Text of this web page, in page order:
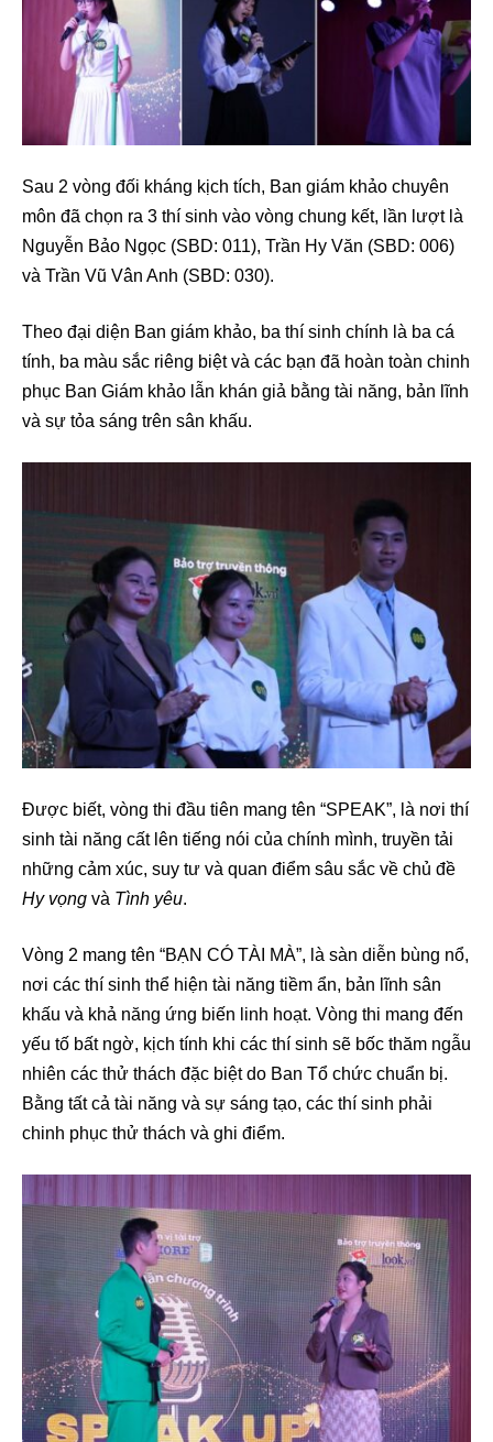
Sau 2 vòng đối kháng kịch tích, Ban giám khảo chuyên
môn đã chọn ra 3 thí sinh vào vòng chung kết, lần lượt là
Nguyễn Bảo Ngọc (SBD: 011), Trần Hy Văn (SBD: 006)
và Trần Vũ Vân Anh (SBD: 030).
Theo đại diện Ban giám khảo, ba thí sinh chính là ba cá
tính, ba màu sắc riêng biệt và các bạn đã hoàn toàn chinh
phục Ban Giám khảo lẫn khán giả bằng tài năng, bản lĩnh
và sự tỏa sáng trên sân khấu.
Được biết, vòng thi đầu tiên mang tên “SPEAK”, là nơi thí
sinh tài năng cất lên tiếng nói của chính mình, truyền tải
những cảm xúc, suy tư và quan điểm sâu sắc về chủ đề
Hy vọng và Tình yêu.
Vòng 2 mang tên “BẠN CÓ TÀI MÀ”, là sàn diễn bùng nổ,
nơi các thí sinh thể hiện tài năng tiềm ẩn, bản lĩnh sân
khấu và khả năng ứng biến linh hoạt. Vòng thi mang đến
yếu tố bất ngờ, kịch tính khi các thí sinh sẽ bốc thăm ngẫu
nhiên các thử thách đặc biệt do Ban Tổ chức chuẩn bị.
Bằng tất cả tài năng và sự sáng tạo, các thí sinh phải
chinh phục thử thách và ghi điểm.